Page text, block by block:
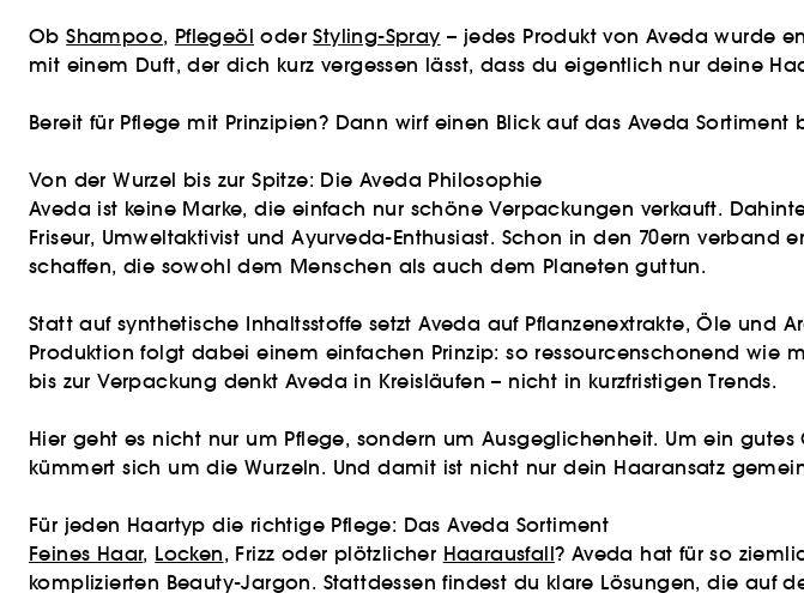
ObShampoo, Pflegeöl oderStyling-Spray – jedes Produkt von Aveda wurde
mit einem Duft, der dich kurz vergessen lässt, dass du eigentlich nur deine
Bereit für Pflege mit Prinzipien? Dann wirf einen Blick auf das Aveda
Von der Wurzel bis zur Spitze: Die Aveda Philosophie
Aveda ist keine Marke, die einfach nur schöne Verpackungen verkauft.
Friseur, Umweltaktivist und Ayurveda-Enthusiast. Schon in den 70ern
schaffen, die sowohl dem Menschen als auch dem Planeten guttun.
Statt auf synthetische Inhaltsstoffe setzt Aveda auf Pflanzenextrakte, Öle
Produktion folgt dabei einem einfachen Prinzip: so ressourcenschonend wie
bis zur Verpackung denkt Aveda in Kreisläufen – nicht in kurzfristigen Trends.
Hier geht es nicht nur um Pflege, sondern um Ausgeglichenheit. Um ein
kümmert sich um die Wurzeln. Und damit ist nicht nur dein Haaransatz
Für jeden Haartyp die richtige Pflege: Das Aveda Sortiment
Feines Haar, Locken, Frizz oder plötzlicher Haarausfall? Aveda hat für so
komplizierten Beauty-Jargon. Stattdessen findest du klare Lösungen, die auf